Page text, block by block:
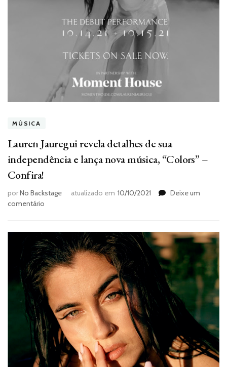
MÚSICA
Lauren Jauregui revela detalhes de sua
independência e lança nova música, “Colors” –
Confira!
porNo Backstage atualizado em 10/10/2021
Deixe um
comentário
revela
detalhes
de
sua
independência
e
lança
nova
música,
“Colors”
–
Confira!